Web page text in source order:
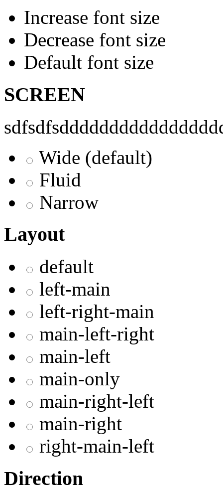
Increase font size
Decrease font size
Default font size
SCREEN
Wide (default)
Fluid
Narrow
Layout
default
left-main
left-right-main
main-left-right
main-left
main-only
main-right-left
main-right
right-main-left
Direction